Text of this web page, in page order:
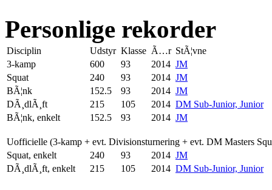
Personlige rekorder
Disciplin Udstyr Klasse Ã…r StÃ¦vne
3-kamp
600 93 2014 JM
Squat
240 93 2014 JM
BÃ¦nk
152.5 93 2014 JM
DÃ¸dlÃ¸ft
215 105 2014 DM Sub-Junior, Junior
BÃ¦nk, enkelt
152.5 93 2014 JM
Uofficielle (3-kamp + evt. Divisionsturnering + evt. DM Masters
Squat, enkelt
240 93 2014 JM
DÃ¸dlÃ¸ft, enkelt
215 105 2014 DM Sub-Junior, Junior